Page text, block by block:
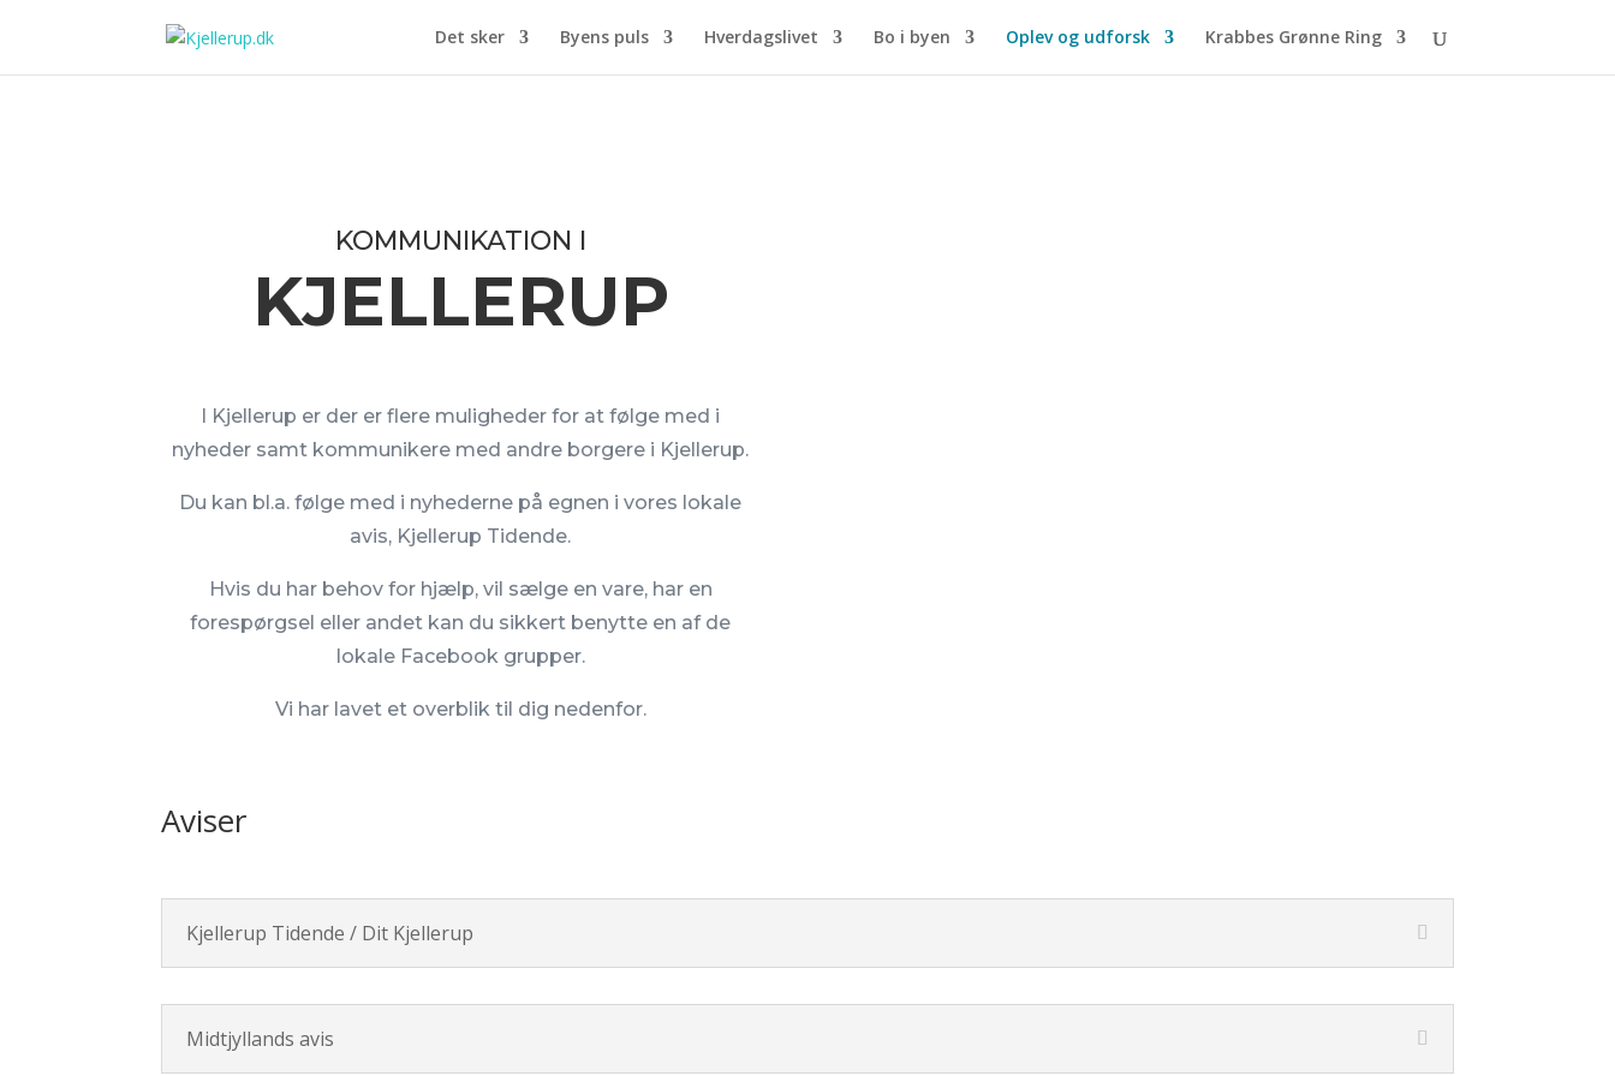
Det sker Byens puls Hverdagslivet Bo i byen Oplev og udforsk Krabbes Grønne Ring
KOMMUNIKATION I
KJELLERUP
I Kjellerup er der er flere muligheder for at følge med i
nyheder samt kommunikere med andre borgere i Kjellerup.
Du kan bl.a. følge med i nyhederne på egnen i vores lokale
avis, Kjellerup Tidende.
Hvis du har behov for hjælp, vil sælge en vare, har en
forespørgsel eller andet kan du sikkert benytte en af de
lokale Facebook grupper.
Vi har lavet et overblik til dig nedenfor.
Aviser
Kjellerup Tidende / Dit Kjellerup
Midtjyllands avis